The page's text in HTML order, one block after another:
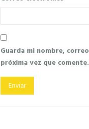
Guarda mi nombre,
próxima vez que comente.